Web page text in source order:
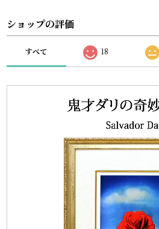
ショップの評価
すべて 18